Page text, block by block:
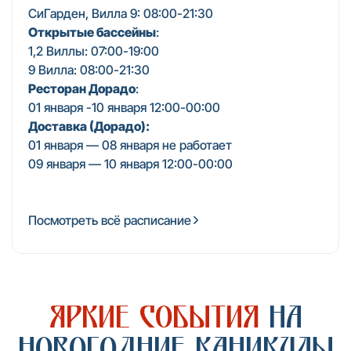
СиГарден, Вилла 9: 08:00-21:30
Открытые бассейны:
1,2 Виллы: 07:00-19:00
9 Вилла: 08:00-21:30
Ресторан Дорадо:
01 января -10 января 12:00-00:00
Доставка (Дорадо):
01 января — 08 января не работает
09 января — 10 января 12:00-00:00
Посмотреть всё расписание
Яркие события на